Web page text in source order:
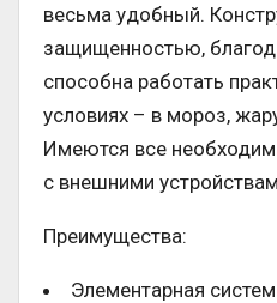
весьма удобный.
защищенностью,
способна работать
условиях – в мороз,
Имеются все
с внешними
Преимущества:
Элементарная